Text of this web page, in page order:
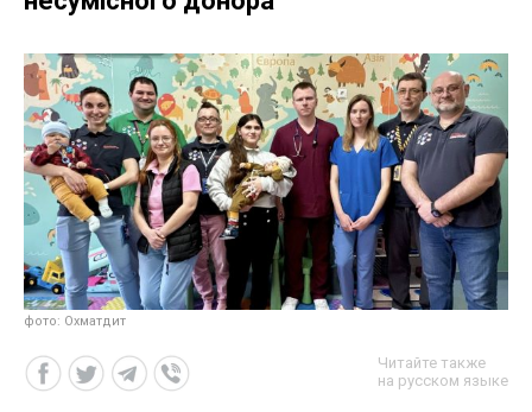
фото: Охматдит
Читайте также
на русском языке